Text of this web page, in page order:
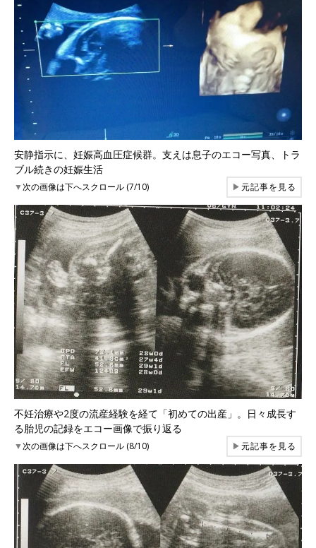
安静指示に、妊娠高血圧症候群。支えは息子のエコー写真、トラ
ブル続きの妊娠生活
▼次の画像は下へスクロール (7/10) ▶元記事を見る
不妊治療や2度の流産経験を経て「初めての出産」。日々成長す
る胎児の記録をエコー画像で振り返る
▼次の画像は下へスクロール (8/10) ▶元記事を見る